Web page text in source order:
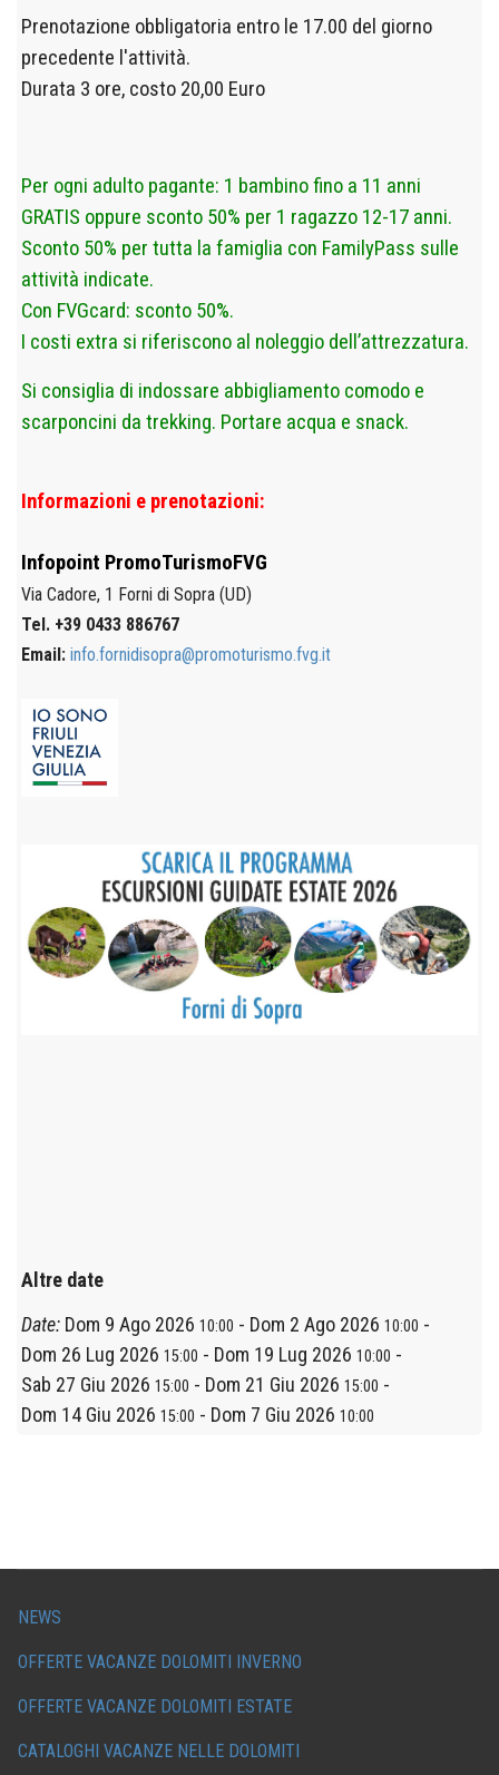
Prenotazione obbligatoria entro le 17.00 del giorno
precedente l'attività.
Durata 3 ore, costo 20,00 Euro
Per ogni adulto pagante: 1 bambino fino a 11 anni
GRATIS oppure sconto 50% per 1 ragazzo 12-17 anni.
Sconto 50% per tutta la famiglia con FamilyPass sulle
attività indicate.
Con FVGcard: sconto 50%.
I costi extra si riferiscono al noleggio dell’attrezzatura.
Si consiglia di indossare abbigliamento comodo e
scarponcini da trekking. Portare acqua e snack.
Informazioni e prenotazioni:
Infopoint PromoTurismoFVG
Via Cadore, 1 Forni di Sopra (UD)
Tel. +39 0433 886767
Email:info.fornidisopra@promoturismo.fvg.it
Altre date
Date: Dom 9 Ago 202610:00 - Dom 2 Ago 202610:00 -
Dom 26 Lug 202615:00 - Dom 19 Lug 202610:00 -
Sab 27 Giu 202615:00 - Dom 21 Giu 202615:00 -
Dom 14 Giu 202615:00 - Dom 7 Giu 202610:00
NEWS
OFFERTE VACANZE DOLOMITI INVERNO
OFFERTE VACANZE DOLOMITI ESTATE
CATALOGHI VACANZE NELLE DOLOMITI